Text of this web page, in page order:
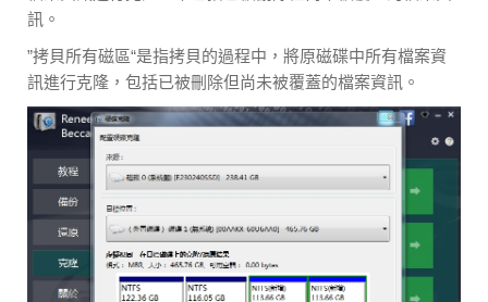
訊。
”拷貝所有磁區“是指拷貝的過程中，將原磁碟中所有檔案資
訊進行克隆，包括已被刪除但尚未被覆蓋的檔案資訊。